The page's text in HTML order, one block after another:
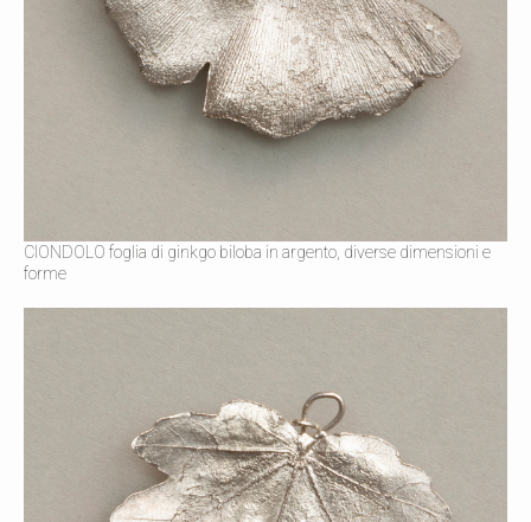
CIONDOLO foglia di ginkgo biloba in argento, diverse dimensioni e
forme